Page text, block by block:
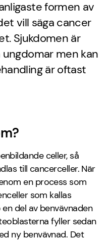
formen av
vill säga cancer
Sjukdomen är
men kan
är oftast
celler, så
till cancerceller. När
en process som
som kallas
del av benvävnaden
fyller sedan
ny benvävnad. Det